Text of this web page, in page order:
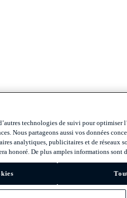
technologies de suivi pour optimiser
Nous partageons aussi vos données
analytiques, publicitaires et de réseaux
honoré. De plus amples informations sont